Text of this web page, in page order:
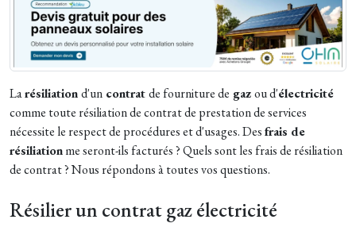
Larésiliationd'un contratde fourniture de gazou d'électricité
comme toute résiliation de contrat de prestation de services
nécessite le respect de procédures et d'usages. Desfrais de
résiliationme seront-ils facturés ? Quels sont les frais de résiliation
de contrat ? Nous répondons à toutes vos questions.
Résilier un contrat gaz électricité